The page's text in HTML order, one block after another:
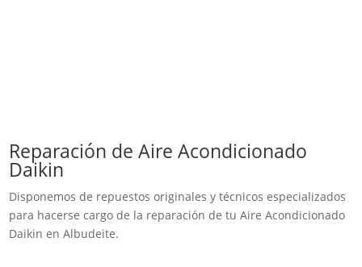
Reparación de Aire Acondicionado
Daikin
Disponemos de repuestos originales y técnicos especializados
para hacerse cargo de la reparación de tu Aire Acondicionado
Daikin en Albudeite.